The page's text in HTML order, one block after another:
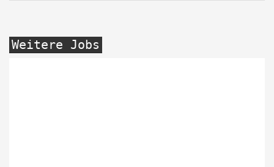
Weitere Jobs